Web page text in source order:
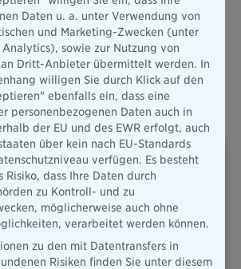
Alle Produkte
Versicherungen
ON
HAFTPFLICHT
Daten u. a. unter Verwendung von
und Marketing-Zwecken (unter
sowie zur Nutzung von
Dritt-Anbieter übermittelt werden. In
willigen Sie durch Klick auf den
ebenfalls ein, dass eine
personenbezogenen Daten auch in
der EU und des EWR erfolgt, auch
über kein nach EU-Standards
verfügen. Es besteht
Risiko, dass Ihre Daten durch
zu Kontroll- und zu
möglicherweise auch ohne
verarbeitet werden können.
zu den mit Datentransfers in
Risiken finden Sie unter diesem